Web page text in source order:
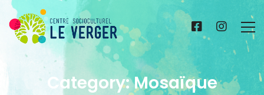
Category: Mosaïque